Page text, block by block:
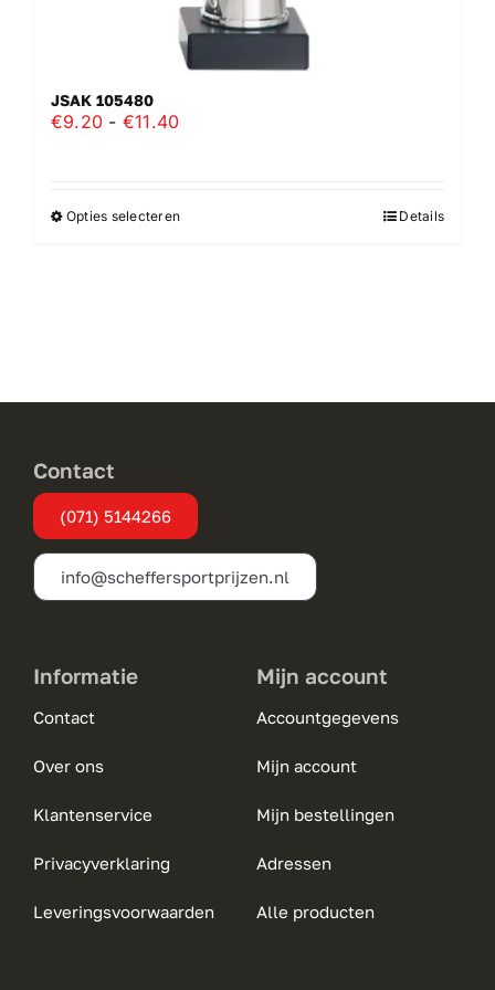
JSAK 105480
€9.20 - €11.40Prijsklasse:
€11.40
Opties selecterenDit
optie
worden
de
productpagina
Details
Contact
(071) 5144266
info@scheffersportprijzen.nl
Informatie
Contact
Over ons
Klantenservice
Privacyverklaring
Leveringsvoorwaarden
Mijn account
Accountgegevens
Mijn account
Mijn bestellingen
Adressen
Alle producten